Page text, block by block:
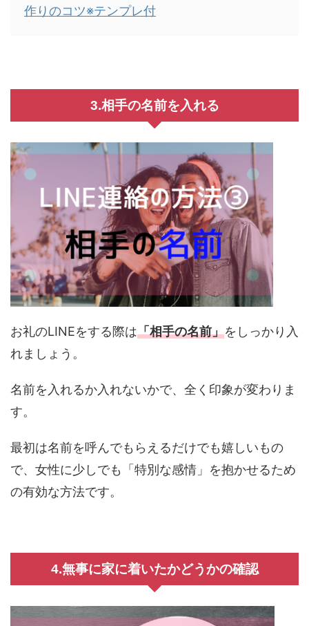
作りのコツ※テンプレ付
3.相手の名前を入れる
お礼のLINEをする際は「相手の名前」をしっかり入
れましょう。
名前を入れるか入れないかで、全く印象が変わりま
す。
最初は名前を呼んでもらえるだけでも嬉しいもの
で、女性に少しでも「特別な感情」を抱かせるため
の有効な方法です。
4.無事に家に着いたかどうかの確認